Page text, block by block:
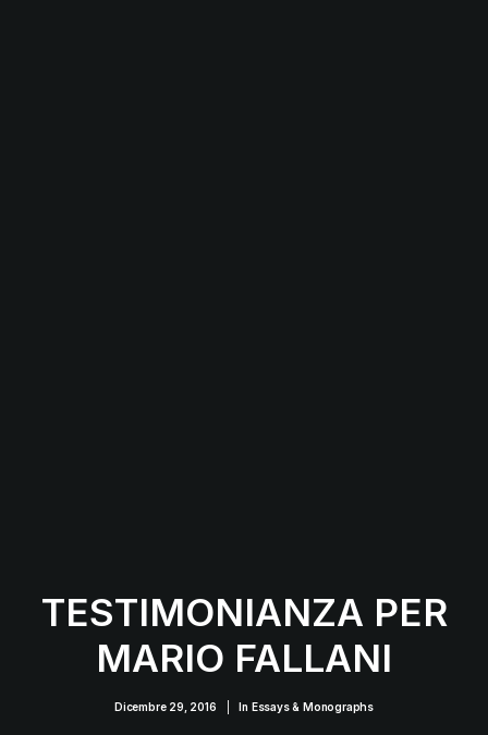
TESTIMONIANZA PER
MARIO FALLANI
Dicembre 29, 2016 In Essays & Monographs